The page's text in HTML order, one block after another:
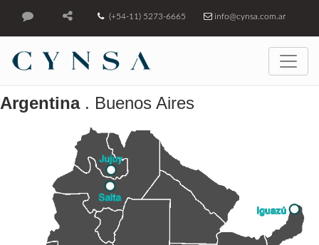
(+54-11) 5273-6665 info@cynsa.com.ar
Argentina. Buenos Aires